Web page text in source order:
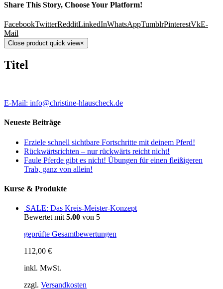
Share This Story, Choose Your Platform!
FacebookTwitterRedditLinkedInWhatsAppTumblrPinterestVkE-
Mail
Close product quick view×
Titel
E-Mail: info@christine-hlauscheck.de
Neueste Beiträge
Erziele schnell sichtbare Fortschritte mit deinem Pferd!
Rückwärtsrichten – nur rückwärts reicht nicht!
Faule Pferde gibt es nicht! Übungen für einen fleißigeren
Trab, ganz von allein!
Kurse & Produkte
SALE: Das Kreis-Meister-Konzept
Bewertet mit 5.00 von 5
geprüfte Gesamtbewertungen
112,00 €
inkl. MwSt.
zzgl. Versandkosten